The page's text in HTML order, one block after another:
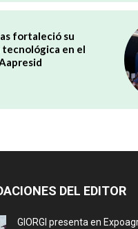
fortaleció su
en el
DEL EDITOR
GIORGI presenta en